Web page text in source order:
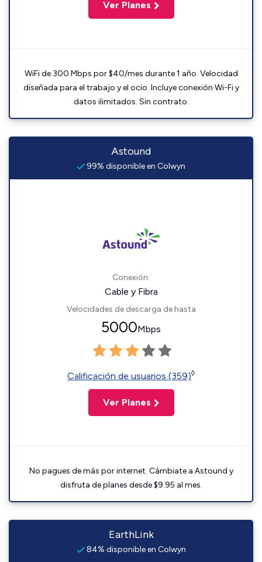
Ver Planes
WiFi de 300 Mbps por $40/mes durante 1 año. Velocidad
diseñada para el trabajo y el ocio. Incluye conexión Wi-Fi y
datos ilimitados. Sin contrato.
Astound
99% disponible en Colwyn
Conexión:
Cable y Fibra
Velocidades de descarga de hasta
5000Mbps
Calificación de usuarios (359)◊
Ver Planes
No pagues de más por internet. Cámbiate a Astound y
disfruta de planes desde $9.95 al mes.
EarthLink
84% disponible en Colwyn